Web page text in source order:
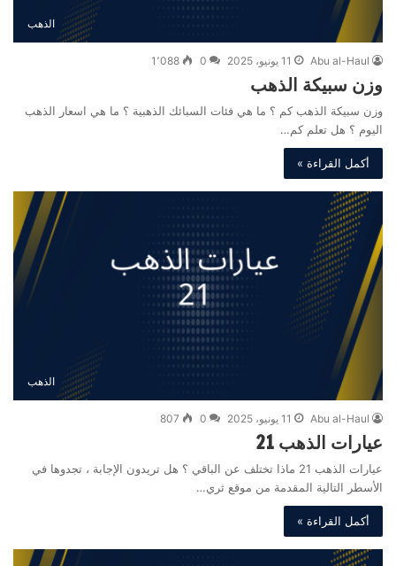
الذهب
Abu al-Haul 11 يونيو، 2025 0 1٬088
وزن سبيكة الذهب
وزن سبيكة الذهب كم ؟ ما هي فئات السبائك الذهبية ؟ ما هي اسعار الذهب
اليوم ؟ هل تعلم كم…
أكمل القراءة »
الذهب
Abu al-Haul 11 يونيو، 2025 0
807
عيارات الذهب 21
عيارات الذهب 21 ماذا تختلف عن الباقي ؟ هل تريدون الإجابة ، تجدوها في
الأسطر التالية المقدمة من موقع ثري…
أكمل القراءة »